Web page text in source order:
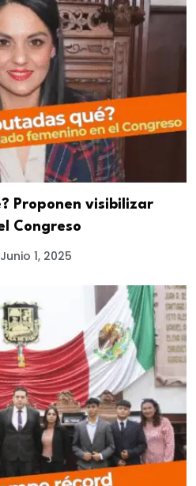
Proponen visibilizar
Congreso
Junio 1, 2025